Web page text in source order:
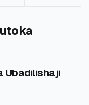
Ubadilishaji